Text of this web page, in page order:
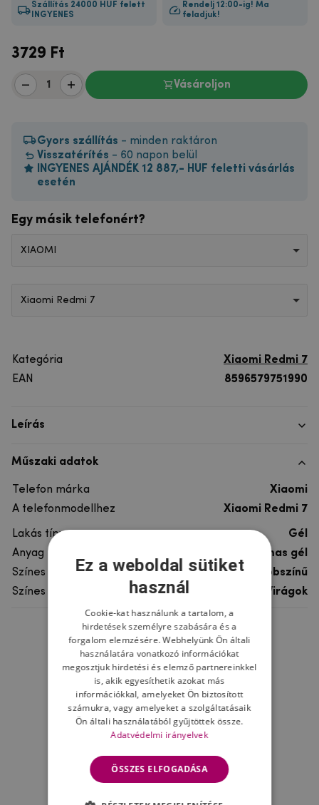
Szállítás 24000 HUF felett
INGYENES
Rendelj 12:00-ig! Ma
feladjuk!
3729 Ft
Vásároljon
Gyors szállítás - minden raktáron
Visszatérítés - 60 napon belül
INGYENES AJÁNDÉK 12 887,- HUF feletti vásárlás
esetén
Egy másik telefonért?
XIAOMI
Xiaomi Redmi 7
Kategória
Xiaomi Redmi 7
EAN
8596579751990
Leírás
Műszaki adatok
Telefon márka
Xiaomi
A telefonmodellhez
Xiaomi Redmi 7
Lakás típusa
Gél
Anyag
rugalmas gél
Színes
többszínű
Színes motívum
Virágok
Ne felejtsd el
Ez a weboldal sütiket
használ
Cookie-kat használunk a tartalom, a
hirdetések személyre szabására és a
forgalom elemzésére. Webhelyünk Ön általi
használatára vonatkozó információkat
megosztjuk hirdetési és elemző partnereinkkel
is, akik egyesíthetik azokat más
információkkal, amelyeket Ön biztosított
számukra, vagy amelyeket a szolgáltatásaik
Ön általi használatából gyűjtöttek össze.
Adatvédelmi irányelvek
ÖSSZES ELFOGADÁSA